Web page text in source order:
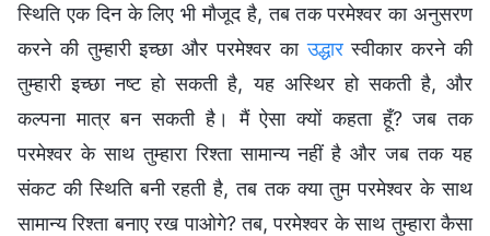
स्थिति एक दिन के लिए भी मौजूद है, तब तक परमेश्वर का अनुसरण
करने की तुम्हारी इच्छा और परमेश्वर काउद्धारस्वीकार करने की
तुम्हारी इच्छा नष्ट हो सकती है, यह अस्थिर हो सकती है, और
कल्पना मात्र बन सकती है। मैं ऐसा क्यों कहता हूँ? जब तक
परमेश्वर के साथ तुम्हारा रिश्ता सामान्य नहीं है और जब तक यह
संकट की स्थिति बनी रहती है, तब तक क्या तुम परमेश्वर के साथ
सामान्य रिश्ता बनाए रख पाओगे? तब, परमेश्वर के साथ तुम्हारा कैसा